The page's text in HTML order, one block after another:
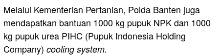
Melalui Kementerian Pertanian, Polda Banten juga
mendapatkan bantuan 1000 kg pupuk NPK dan 1000
kg pupuk urea PIHC (Pupuk Indonesia Holding
Company) cooling system.